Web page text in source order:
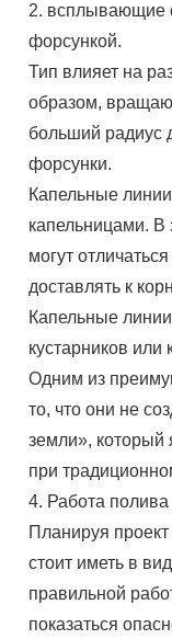
2. всплывающие
форсункой.
Тип влияет на
образом,
больший радиус
форсунки.
Капельные
капельницами. В
могут
доставлять к
Капельные
кустарников или
Одним из
то, что они не
земли»,
при
4. Работа
Планируя
стоит иметь в
правильной
показаться